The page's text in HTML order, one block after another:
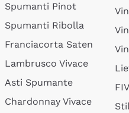
Spumanti Pinot
Spumanti Ribolla
Franciacorta Saten
Lambrusco Vivace
Asti Spumante
Chardonnay Vivace